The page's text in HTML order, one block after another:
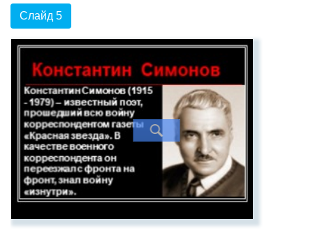
Слайд 5